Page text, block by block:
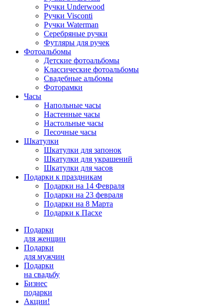
Ручки Underwood
Ручки Visconti
Ручки Waterman
Серебряные ручки
Футляры для ручек
Фотоальбомы
Детские фотоальбомы
Классические фотоальбомы
Свадебные альбомы
Фоторамки
Часы
Напольные часы
Настенные часы
Настольные часы
Песочные часы
Шкатулки
Шкатулки для запонок
Шкатулки для украшений
Шкатулки для часов
Подарки к праздникам
Подарки на 14 Февраля
Подарки на 23 февраля
Подарки на 8 Марта
Подарки к Пасхе
Подарки
для женщин
Подарки
для мужчин
Подарки
на свадьбу
Бизнес
подарки
Акции!